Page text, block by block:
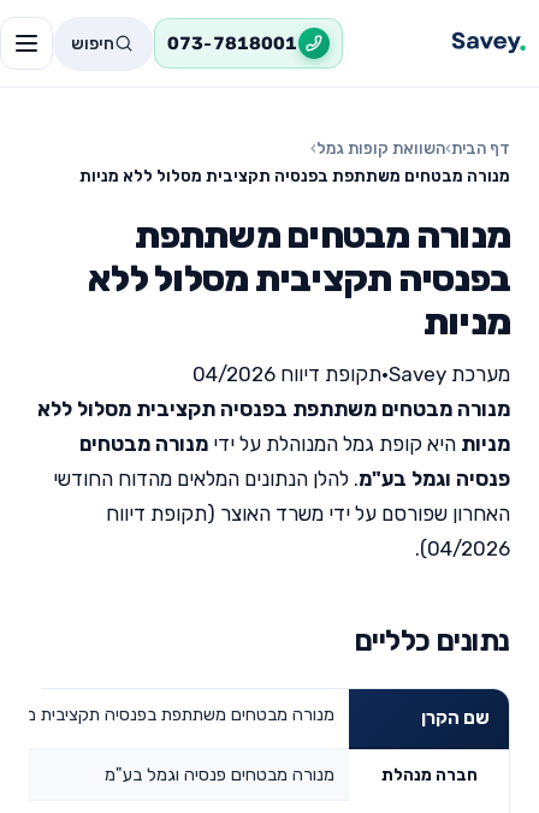
073-7818001 חיפוש
דף הבית›השוואת קופות גמל›
מנורה מבטחים משתתפת בפנסיה תקציבית מסלול ללא מניות
מנורה מבטחים משתתפת
בפנסיה תקציבית מסלול ללא
מניות
מערכת Savey •תקופת דיווח 04/2026
מנורה מבטחים משתתפת בפנסיה תקציבית מסלול ללא
מניות היא קופת גמל המנוהלת על ידי מנורה מבטחים
פנסיה וגמל בע"מ. להלן הנתונים המלאים מהדוח החודשי
האחרון שפורסם על ידי משרד האוצר (תקופת דיווח
04/2026).
נתונים כלליים
שם הקרן מנורה מבטחים משתתפת בפנסיה תקציבית
חברה מנהלת מנורה מבטחים פנסיה וגמל בע"מ